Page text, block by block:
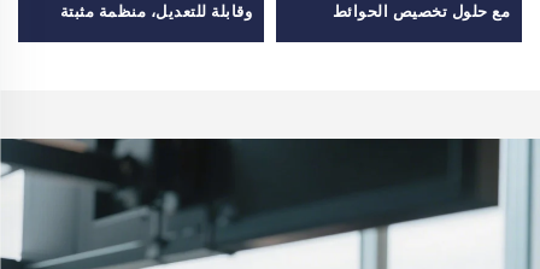
مع حلول تخصيص الحوائط
للأسرة
وقابلة للتعديل، منظمة مثبتة
على الحائط للغرفة أو الفندق